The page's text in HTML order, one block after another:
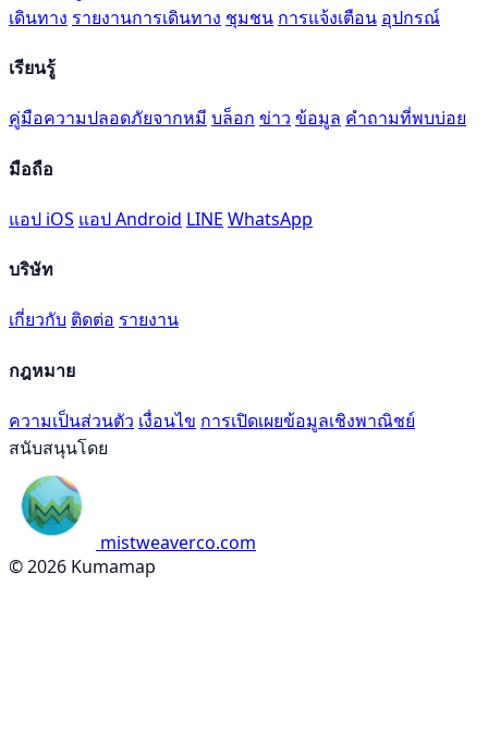
เดินทาง รายงานการเดินทาง ชุมชน การแจ้งเตือน อุปกรณ์
เรียนรู้
คู่มือความปลอดภัยจากหมี บล็อก ข่าว ข้อมูล คำถามที่พบบ่อย
มือถือ
แอป iOS แอป Android LINE WhatsApp
บริษัท
เกี่ยวกับ ติดต่อ รายงาน
กฎหมาย
ความเป็นส่วนตัว เงื่อนไข การเปิดเผยข้อมูลเชิงพาณิชย์
สนับสนุนโดย
mistweaverco.com
© 2026 Kumamap